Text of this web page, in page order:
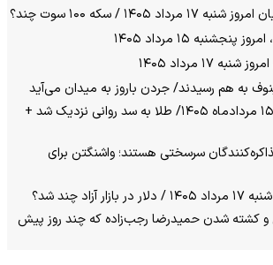
۱۴۰۵ / سکه ۱۰۰ سوت چند؟
۱۵ مرداد ۱۴۰۵
۱۷ مرداد ۱۴۰۵
به هم رسیدند/ جردن باروز به میدان می‌آید
قیمت طلا امروز ۱۵ مردادماه ۱۴۰۵/ طلا به سد روانی نزدیک شد +
سرسختی هستند؛ واشنگتن برای
چند شد؟
و کشته شدن حمیدرضا رجب‌زاده که چند روز پیش